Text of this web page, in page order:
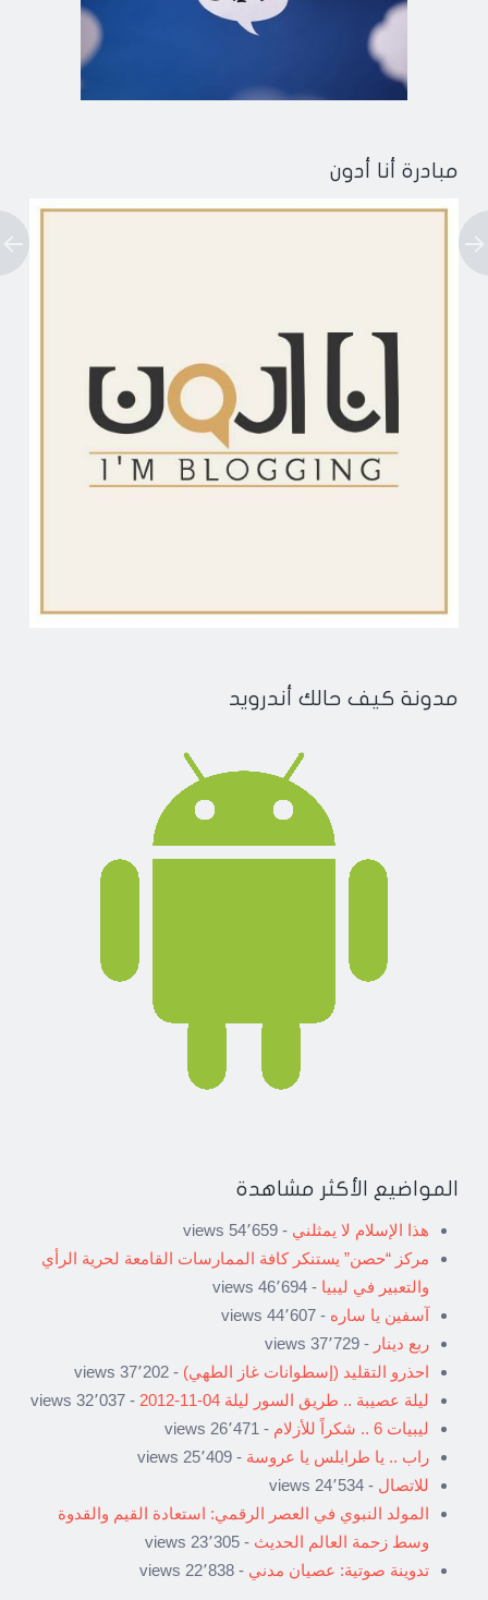
مبادرة أنا أدون
مدونة كيف حالك أندرويد
المواضيع الأكثر مشاهدة
هذا الإسلام لا يمثلني - 54٬659 views
مركز “حصن” يستنكر كافة الممارسات القامعة لحرية الرأي
والتعبير في ليبيا - 46٬694 views
آسفين يا ساره - 44٬607 views
ربع دينار - 37٬729 views
احذرو التقليد (إسطوانات غاز الطهي) - 37٬202 views
ليلة عصيبة .. طريق السور ليلة 04-11-2012
- 32٬037 views
ليبيات 6 .. شكراً للأزلام
- 26٬471 views
راب .. يا طرابلس يا عروسة - 25٬409 views
للاتصال - 24٬534 views
المولد النبوي في العصر الرقمي: استعادة القيم والقدوة
وسط زحمة العالم الحديث - 23٬305 views
تدوينة صوتية: عصيان مدني - 22٬838 views